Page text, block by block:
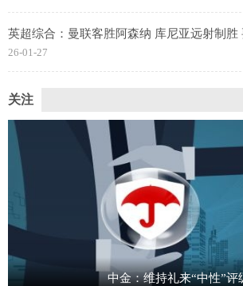
英超综合：曼联客胜阿森纳 库尼亚远射制胜
26-01-27
关注
中金：维持礼来“中性”评